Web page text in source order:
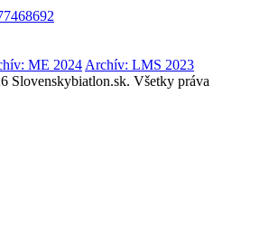
ME 2024 Archív: LMS 2023
Slovenskybiatlon.sk. Všetky práva